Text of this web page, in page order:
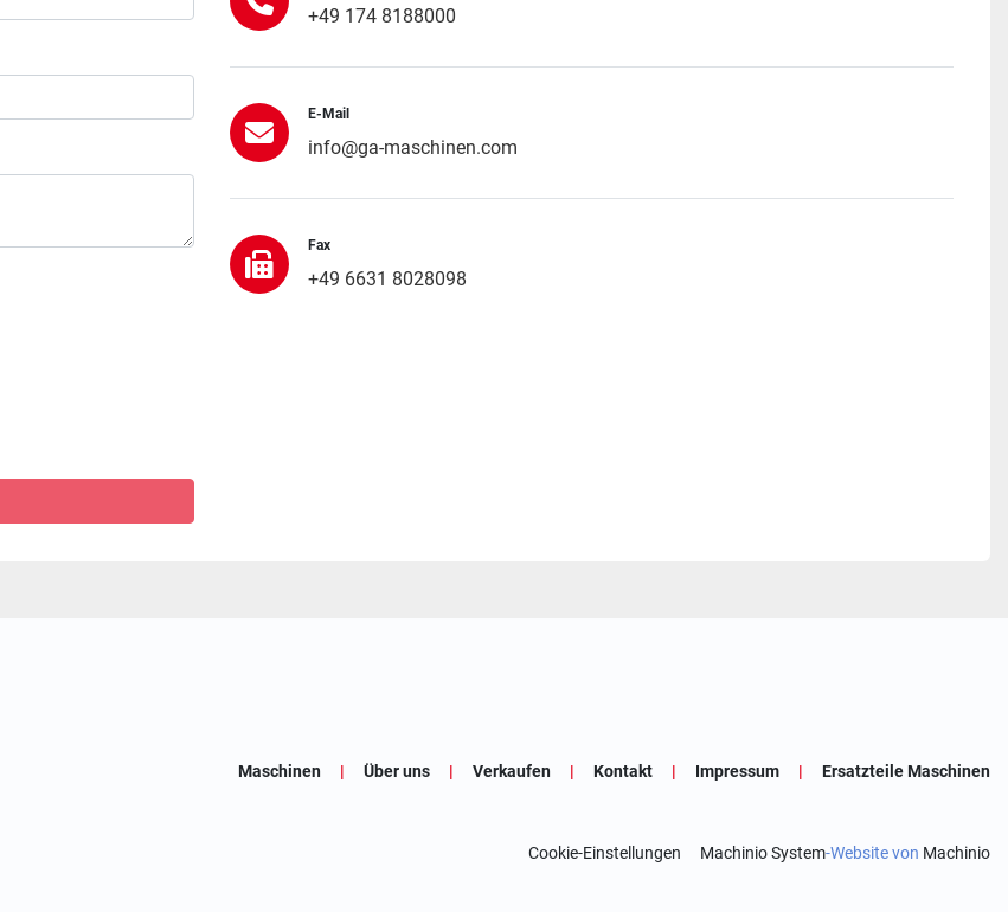
+49 174 8188000
E-Mail
info@ga-maschinen.com
Fax
+49 6631 8028098
Maschinen Über uns Verkaufen Kontakt Impressum Ersatzteile Maschinen
Cookie-Einstellungen Machinio System-Website von Machinio